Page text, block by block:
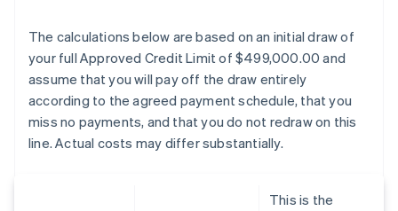
The calculations below are based on an initial draw of
your full Approved Credit Limit of $499,000.00 and
assume that you will pay off the draw entirely
according to the agreed payment schedule, that you
miss no payments, and that you do not redraw on this
line. Actual costs may differ substantially.
This is the